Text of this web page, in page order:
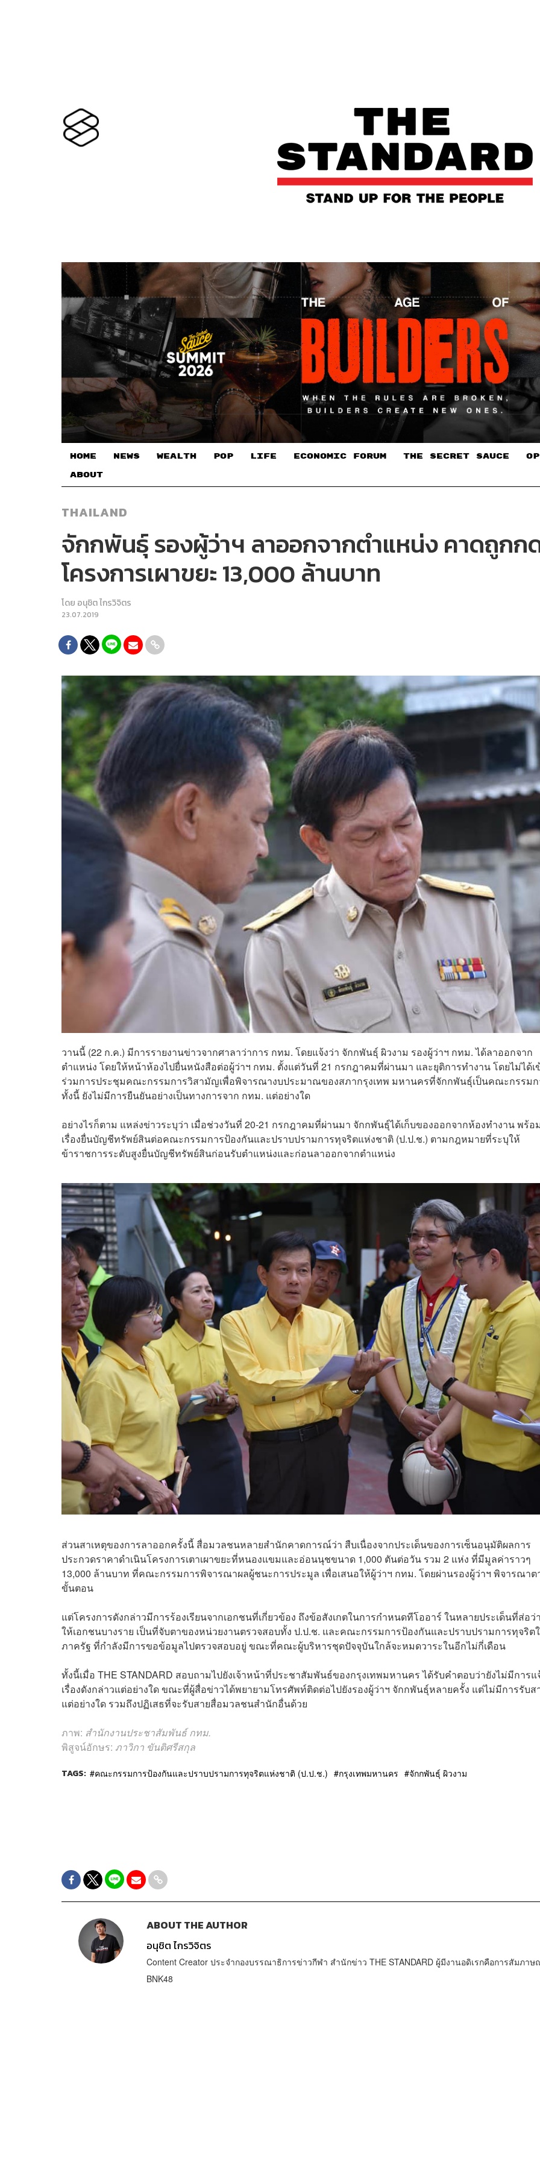
HOME NEWS WEALTH POP LIFE ECONOMIC FORUM THE SECRET SAUCE​
ABOUT
THAILAND
จักกพันธุ์ รองผู้ว่าฯ ลาออกจากตำแหน่ง คาดถูก
โครงการเผาขยะ 13,000 ล้านบาท
โดย อนุชิต ไกรวิจิตร
23.07.2019
วานนี้ (22 ก.ค.) มีการรายงานข่าวจากศาลาว่าการ กทม. โดยแจ้งว่า จักกพันธุ์ ผิวงาม รองผู้ว่าฯ กทม. ได้ลาออกจาก
ตำแหน่ง โดยให้หน้าห้องไปยื่นหนังสือต่อผู้ว่าฯ กทม. ตั้งแต่วันที่ 21 กรกฎาคมที่ผ่านมา และยุติการทำงาน โดยไม่ได้เ
ร่วมการประชุมคณะกรรมการวิสามัญเพื่อพิจารณางบประมาณของสภากรุงเทพ มหานครที่จักกพันธุ์เป็นคณะกรรม
ทั้งนี้ ยังไม่มีการยืนยันอย่างเป็นทางการจาก กทม. แต่อย่างใด
อย่างไรก็ตาม แหล่งข่าวระบุว่า เมื่อช่วงวันที่ 20-21 กรกฎาคมที่ผ่านมา จักกพันธุ์ได้เก็บของออกจากห้องทำงาน พร้อ
เรื่องยื่นบัญชีทรัพย์สินต่อคณะกรรมการป้องกันและปราบปรามการทุจริตแห่งชาติ (ป.ป.ช.) ตามกฎหมายที่ระบุให้
ข้าราชการระดับสูงยื่นบัญชีทรัพย์สินก่อนรับตำแหน่งและก่อนลาออกจากตำแหน่ง
ส่วนสาเหตุของการลาออกครั้งนี้ สื่อมวลชนหลายสำนักคาดการณ์ว่า สืบเนื่องจากประเด็นของการเซ็นอนุมัติผลการ
ประกวดราคาดำเนินโครงการเตาเผาขยะที่หนองแขมและอ่อนนุชขนาด 1,000 ตันต่อวัน รวม 2 แห่ง ที่มีมูลค่าราวๆ
13,000 ล้านบาท ที่คณะกรรมการพิจารณาผลผู้ชนะการประมูล เพื่อเสนอให้ผู้ว่าฯ กทม. โดยผ่านรองผู้ว่าฯ พิจารณาต
ขั้นตอน
แต่โครงการดังกล่าวมีการร้องเรียนจากเอกชนที่เกี่ยวข้อง ถึงข้อสังเกตในการกำหนดทีโออาร์ ในหลายประเด็นที่ส่อว่
ให้เอกชนบางราย เป็นที่จับตาของหน่วยงานตรวจสอบทั้ง ป.ป.ช. และคณะกรรมการป้องกันและปราบปรามการทุจริต
ภาครัฐ ที่กำลังมีการขอข้อมูลไปตรวจสอบอยู่ ขณะที่คณะผู้บริหารชุดปัจจุบันใกล้จะหมดวาระในอีกไม่กี่เดือน
ทั้งนี้เมื่อ THE STANDARD สอบถามไปยังเจ้าหน้าที่ประชาสัมพันธ์ของกรุงเทพมหานคร ได้รับคำตอบว่ายังไม่มีการแ
เรื่องดังกล่าวแต่อย่างใด ขณะที่ผู้สื่อข่าวได้พยายามโทรศัพท์ติดต่อไปยังรองผู้ว่าฯ จักกพันธ์ุหลายครั้ง แต่ไม่มีการรับส
แต่อย่างใด รวมถึงปฏิเสธที่จะรับสายสื่อมวลชนสำนักอื่นด้วย
ภาพ: สำนักงานประชาสัมพันธ์ กทม.
พิสูจน์อักษร: ภาวิกา ขันติศรีสกุล
TAGS: คณะกรรมการป้องกันและปราบปรามการทุจริตแห่งชาติ (ป.ป.ช.) กรุงเทพมหานคร จักกพันธุ์ ผิวงาม
ABOUT THE AUTHOR
อนุชิต ไกรวิจิตร
Content Creator ประจำกองบรรณาธิการข่าวกีฬา สำนักข่าว THE STANDARD ผู้มีงานอดิเรกคือการสัมภาษ
BNK48